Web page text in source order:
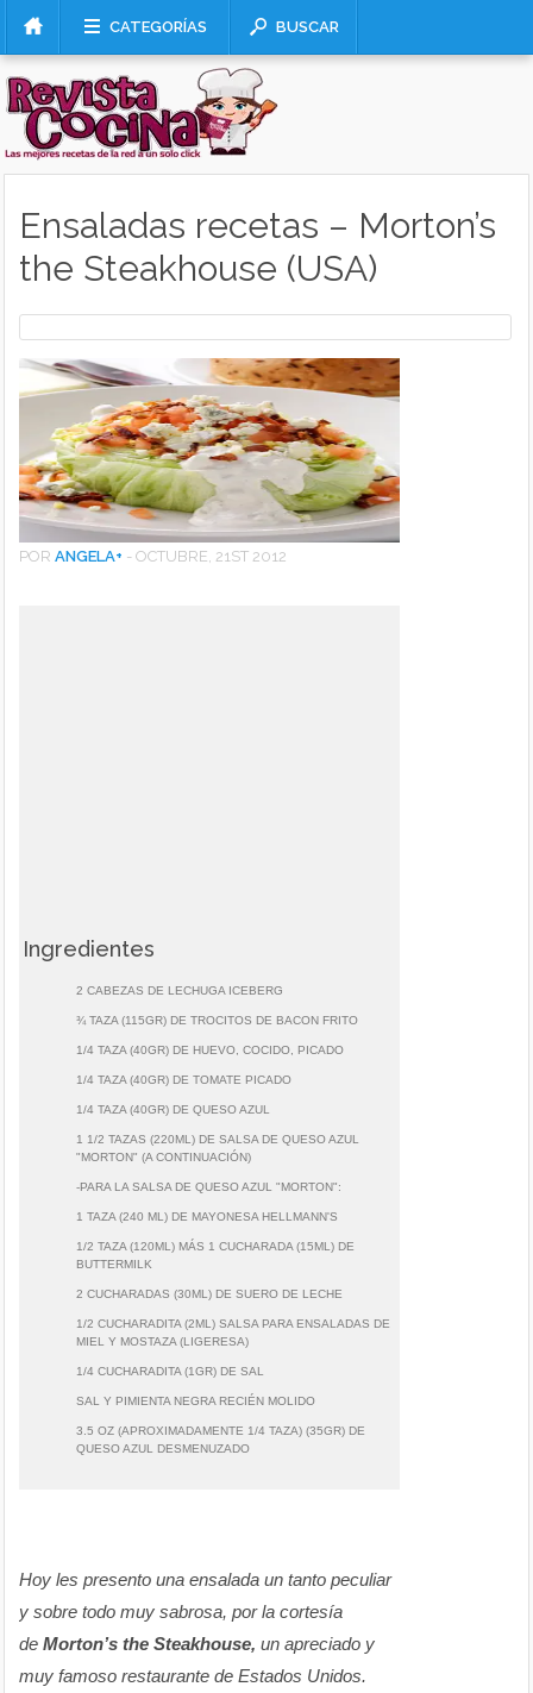
CATEGORÍAS BUSCAR
Ensaladas recetas – Morton’s
the Steakhouse (USA)
PORANGELA+ -OCTUBRE, 21ST 2012
Ingredientes
2 CABEZAS DE LECHUGA ICEBERG
¾ TAZA (115GR) DE TROCITOS DE BACON FRITO
1/4 TAZA (40GR) DE HUEVO, COCIDO, PICADO
1/4 TAZA (40GR) DE TOMATE PICADO
1/4 TAZA (40GR) DE QUESO AZUL
1 1/2 TAZAS (220ML) DE SALSA DE QUESO AZUL
"MORTON" (A CONTINUACIÓN)
-PARA LA SALSA DE QUESO AZUL "MORTON":
1 TAZA (240 ML) DE MAYONESA HELLMANN'S
1/2 TAZA (120ML) MÁS 1 CUCHARADA (15ML) DE
BUTTERMILK
2 CUCHARADAS (30ML) DE SUERO DE LECHE
1/2 CUCHARADITA (2ML) SALSA PARA ENSALADAS DE
MIEL Y MOSTAZA (LIGERESA)
1/4 CUCHARADITA (1GR) DE SAL
SAL Y PIMIENTA NEGRA RECIÉN MOLIDO
3.5 OZ (APROXIMADAMENTE 1/4 TAZA) (35GR) DE
QUESO AZUL DESMENUZADO
Hoy les presento una ensalada un tanto peculiar
y sobre todo muy sabrosa, por la cortesía
deMorton’s the Steakhouse,un apreciado y
muy famoso restaurante de Estados Unidos.